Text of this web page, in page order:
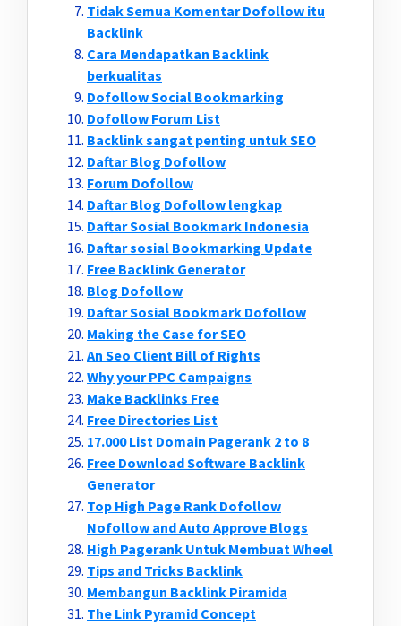
Tidak Semua Komentar Dofollow itu
Backlink
Cara Mendapatkan Backlink
berkualitas
Dofollow Social Bookmarking
Dofollow Forum List
Backlink sangat penting untuk SEO
Daftar Blog Dofollow
Forum Dofollow
Daftar Blog Dofollow lengkap
Daftar Sosial Bookmark Indonesia
Daftar sosial Bookmarking Update
Free Backlink Generator
Blog Dofollow
Daftar Sosial Bookmark Dofollow
Making the Case for SEO
An Seo Client Bill of Rights
Why your PPC Campaigns
Make Backlinks Free
Free Directories List
17.000 List Domain Pagerank 2 to 8
Free Download Software Backlink
Generator
Top High Page Rank Dofollow
Nofollow and Auto Approve Blogs
High Pagerank Untuk Membuat Wheel
Tips and Tricks Backlink
Membangun Backlink Piramida
The Link Pyramid Concept